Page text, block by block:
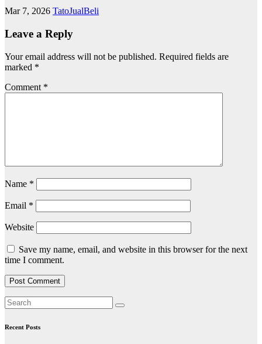
Mar 7, 2026 TatoJualBeli
Leave a Reply
Your email address will not be published. Required fields are
marked *
Comment *
Name *
Email *
Website
Save my name, email, and website in this browser for the next
time I comment.
Recent Posts